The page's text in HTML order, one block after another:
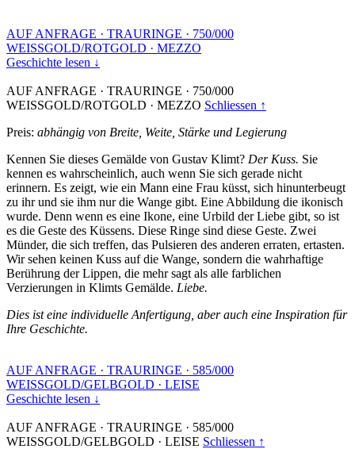
AUF ANFRAGE · TRAURINGE · 750/000
WEISSGOLD/ROTGOLD · MEZZO
Geschichte lesen ↓
AUF ANFRAGE · TRAURINGE · 750/000
WEISSGOLD/ROTGOLD · MEZZO Schliessen ↑
Preis: abhängig von Breite, Weite, Stärke und Legierung
Kennen Sie dieses Gemälde von Gustav Klimt? Der Kuss. Sie
kennen es wahrscheinlich, auch wenn Sie sich gerade nicht
erinnern. Es zeigt, wie ein Mann eine Frau küsst, sich hinunterbeugt
zu ihr und sie ihm nur die Wange gibt. Eine Abbildung die ikonisch
wurde. Denn wenn es eine Ikone, eine Urbild der Liebe gibt, so ist
es die Geste des Küssens. Diese Ringe sind diese Geste. Zwei
Münder, die sich treffen, das Pulsieren des anderen erraten, ertasten.
Wir sehen keinen Kuss auf die Wange, sondern die wahrhaftige
Berührung der Lippen, die mehr sagt als alle farblichen
Verzierungen in Klimts Gemälde. Liebe.
Dies ist eine individuelle Anfertigung, aber auch eine Inspiration für
Ihre Geschichte.
AUF ANFRAGE · TRAURINGE · 585/000
WEISSGOLD/GELBGOLD · LEISE
Geschichte lesen ↓
AUF ANFRAGE · TRAURINGE · 585/000
WEISSGOLD/GELBGOLD · LEISE Schliessen ↑